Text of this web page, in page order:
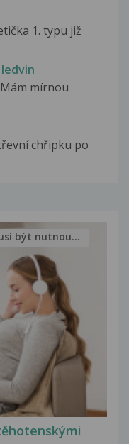
1. typu již
mírnou
chřipku po
být nutnou...